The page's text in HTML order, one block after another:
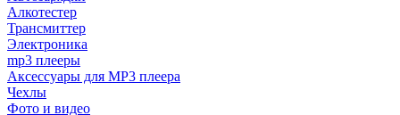
Алкотестер
Трансмиттер
Электроника
mp3 плееры
Аксессуары для MP3 плеера
Чехлы
Фото и видео